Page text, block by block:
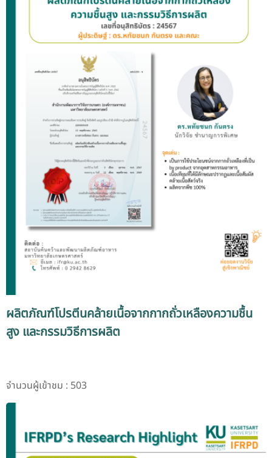
ผลิตภัณฑ์โปรตีนคล้ายเนื้อจากกากถั่วเหลืองความชื้น
สูง และกรรมวิธีการผลิต
จำนวนผู้เข้าชม : 503